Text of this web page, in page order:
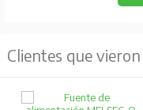
Aplicación:
Clientes que